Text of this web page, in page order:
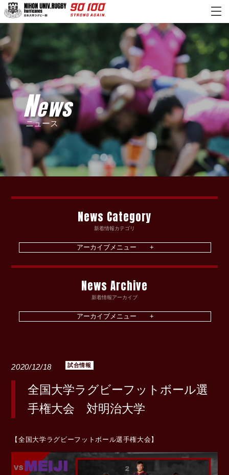
News
ニュース
News Category
新着情報カテゴリ
News Archive
新着情報アーカイブ
2020/12/18 試合情報
全国大学ラグビーフットボール選
手権大会 対明治大学
【全国大学ラグビーフットボール選手権大会】